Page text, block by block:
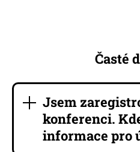
Časté
Jsem
konferenci.
informace pro